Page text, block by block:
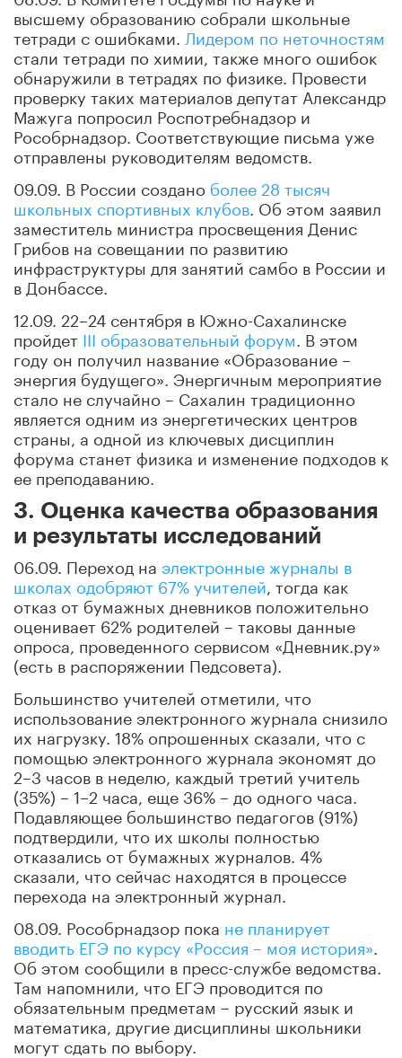
высшему образованию собрали школьные
тетради с ошибками. Лидером по неточностям
стали тетради по химии, также много ошибок
обнаружили в тетрадях по физике. Провести
проверку таких материалов депутат Александр
Мажуга попросил Роспотребнадзор и
Рособрнадзор. Соответствующие письма уже
отправлены руководителям ведомств.
09.09. В России создано более 28 тысяч
школьных спортивных клубов . Об этом заявил
заместитель министра просвещения Денис
Грибов на совещании по развитию
инфраструктуры для занятий самбо в России и
в Донбассе.
12.09. 22–24 сентября в Южно-Сахалинске
пройдет III образовательный форум . В этом
году он получил название «Образование –
энергия будущего». Энергичным мероприятие
стало не случайно – Сахалин традиционно
является одним из энергетических центров
страны, а одной из ключевых дисциплин
форума станет физика и изменение подходов к
ее преподаванию.
3. Оценка качества образования
и результаты исследований
06.09. Переход на электронные журналы в
школах одобряют 67% учителей , тогда как
отказ от бумажных дневников положительно
оценивает 62% родителей – таковы данные
опроса, проведенного сервисом «Дневник.ру»
(есть в распоряжении Педсовета).
Большинство учителей отметили, что
использование электронного журнала снизило
их нагрузку. 18% опрошенных сказали, что с
помощью электронного журнала экономят до
2–3 часов в неделю, каждый третий учитель
(35%) – 1–2 часа, еще 36% – до одного часа.
Подавляющее большинство педагогов (91%)
подтвердили, что их школы полностью
отказались от бумажных журналов. 4%
сказали, что сейчас находятся в процессе
перехода на электронный журнал.
08.09. Рособрнадзор пока не планирует
вводить ЕГЭ по курсу «Россия – моя история»
Об этом сообщили в пресс-службе ведомства.
Там напомнили, что ЕГЭ проводится по
обязательным предметам – русский язык и
математика, другие дисциплины школьники
могут сдать по выбору.